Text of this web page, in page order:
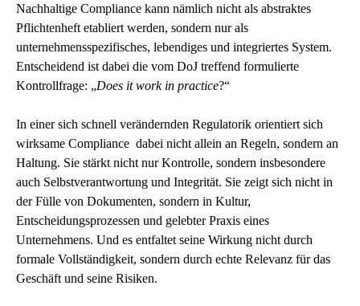
Nachhaltige Compliance kann nämlich nicht als abstraktes
Pflichtenheft etabliert werden, sondern nur als
unternehmensspezifisches, lebendiges und integriertes System.
Entscheidend ist dabei die vom DoJ treffend formulierte
Kontrollfrage: „Does it work in practice?“
In einer sich schnell verändernden Regulatorik orientiert sich
wirksame Compliance dabei nicht allein an Regeln, sondern an
Haltung. Sie stärkt nicht nur Kontrolle, sondern insbesondere
auch Selbstverantwortung und Integrität. Sie zeigt sich nicht in
der Fülle von Dokumenten, sondern in Kultur,
Entscheidungsprozessen und gelebter Praxis eines
Unternehmens. Und es entfaltet seine Wirkung nicht durch
formale Vollständigkeit, sondern durch echte Relevanz für das
Geschäft und seine Risiken.